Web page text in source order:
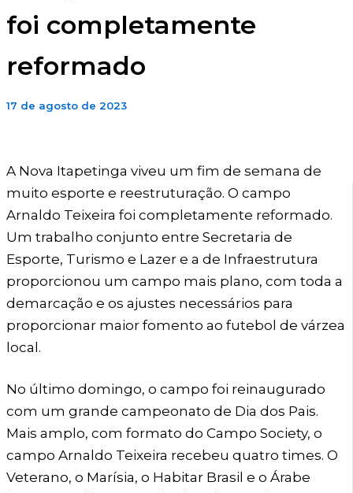
foi completamente
reformado
17 de agosto de 2023
A Nova Itapetinga viveu um fim de semana de
muito esporte e reestruturação. O campo
Arnaldo Teixeira foi completamente reformado.
Um trabalho conjunto entre Secretaria de
Esporte, Turismo e Lazer e a de Infraestrutura
proporcionou um campo mais plano, com toda a
demarcação e os ajustes necessários para
proporcionar maior fomento ao futebol de várzea
local.
No último domingo, o campo foi reinaugurado
com um grande campeonato de Dia dos Pais.
Mais amplo, com formato do Campo Society, o
campo Arnaldo Teixeira recebeu quatro times. O
Veterano, o Marísia, o Habitar Brasil e o Árabe